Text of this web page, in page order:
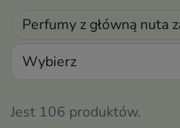
Perfumy z główną nuta
Jest 106 produktów.
Wybierz